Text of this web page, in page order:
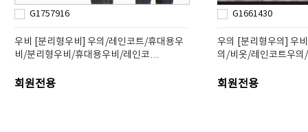
G1757916
우비 [분리형우비] 우의/레인코트/휴대용우
비/분리형우비/휴대용우비/레인코…
회원전용
G1661430
우의 [분리형우의] 우
의/비옷/레인코트우
회원전용